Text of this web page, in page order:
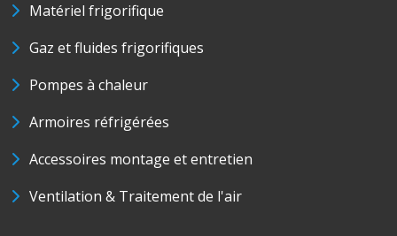
Matériel frigorifique
Gaz et fluides frigorifiques
Pompes à chaleur
Armoires réfrigérées
Accessoires montage et entretien
Ventilation & Traitement de l'air